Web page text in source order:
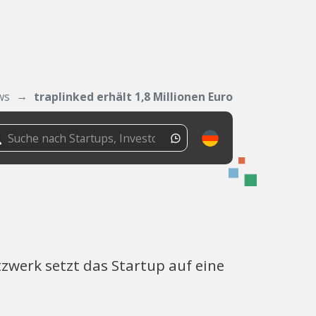
traplinked erhält 1,8 Millionen Euro
setzt das Startup auf eine